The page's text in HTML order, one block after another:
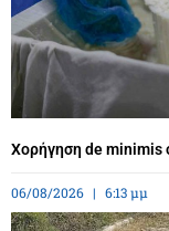
Χορήγηση de minimis
06/08/2026 6:13 μμ